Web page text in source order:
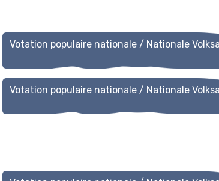
Votation populaire nationale / Nationale
Votation populaire nationale / Nationale